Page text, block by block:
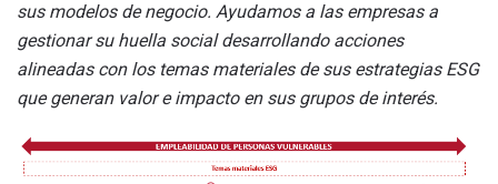
sus modelos de negocio. Ayudamos a las empresas a
gestionar su huella social desarrollando acciones
alineadas con los temas materiales de sus estrategias ESG
que generan valor e impacto en sus grupos de interés.